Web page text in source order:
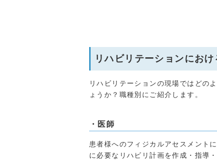
リハビリテーションにお
リハビリテーションの現場ではどの
ょうか？職種別にご紹介します。
・医師
患者様へのフィジカルアセスメント
に必要なリハビリ計画を作成・指導・